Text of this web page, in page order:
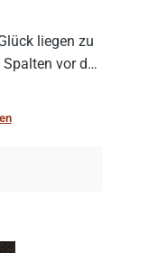
liegen zu
vor den
zu treiben
solange man